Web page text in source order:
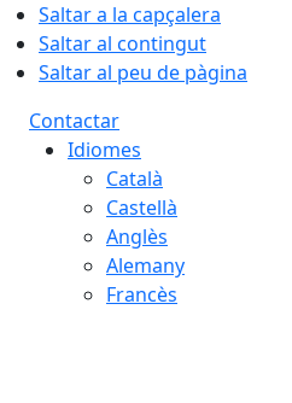
Saltar a la capçalera
Saltar al contingut
Saltar al peu de pàgina
Contactar
Idiomes
Català
Castellà
Anglès
Alemany
Francès